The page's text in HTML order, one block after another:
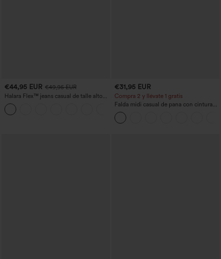
€44,95 EUR €49,95 EUR
Halara Flex™ jeans casual de talle alto
con bolsillos, pierna recta y lavados
€31,95 EUR
Compra 2 y llévate 1 gratis
Falda midi casual de pana con cintura
media y bolsillo lateral frontal con
solapa